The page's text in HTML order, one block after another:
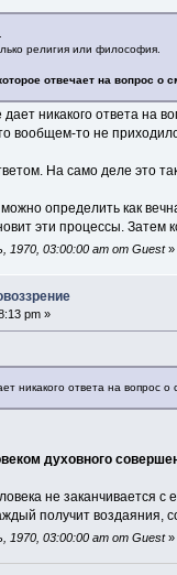
религия или философия.
отвечает на вопрос о
никакого ответа на
вообщем-то не
На само деле это
определить как
эти процессы.
1970, 03:00:00 am от Guest»
pm »
никакого ответа на вопрос о
духовного
не заканчивается
получит воздаяния,
1970, 03:00:00 am от Guest»